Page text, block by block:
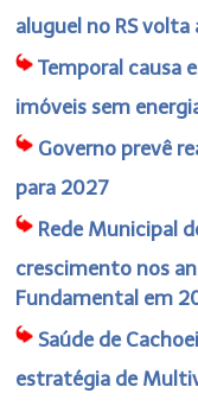
aluguel no RS
Temporal causa
imóveis sem
Governo prevê
para 2027
Rede Municipal
crescimento nos
Fundamental em
Saúde de
estratégia de